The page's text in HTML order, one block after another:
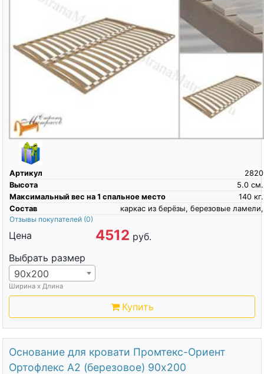
Артикул
2820
Высота
см.
5.0
Максимальный вес на 1 спальное место
кг.
140
Состав
каркас из берёзы, березовые ламели,
Отзывы покупателей (0)
Цена 4512 руб.
Выбрать размер
90х200
Ширина х Длина
Купить
Основание для кровати Промтекс-Ориент
Ортофлекс А2 (березовое) 90х200